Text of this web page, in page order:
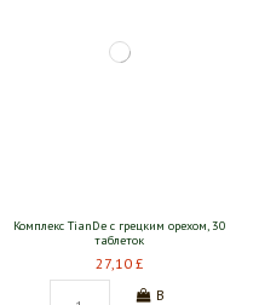
Комплекс TianDe с грецким орехом, 30
таблеток
27,10 £
В